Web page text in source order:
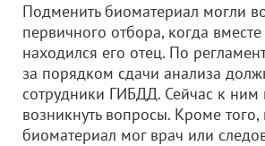
Подменить биоматериал могли
первичного отбора, когда
находился его отец. По
за порядком сдачи анализа
сотрудники ГИБДД. Сейчас к ним
возникнуть вопросы. Кроме
биоматериал мог врач или